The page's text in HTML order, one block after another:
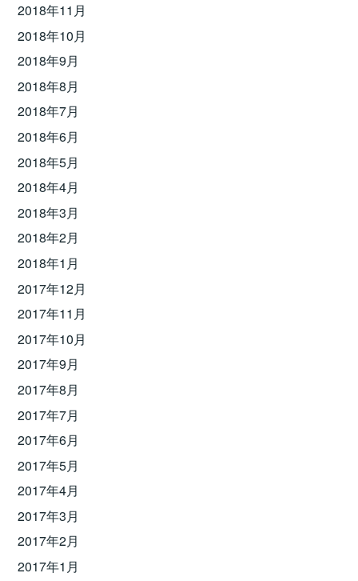
2018年11月
2018年10月
2018年9月
2018年8月
2018年7月
2018年6月
2018年5月
2018年4月
2018年3月
2018年2月
2018年1月
2017年12月
2017年11月
2017年10月
2017年9月
2017年8月
2017年7月
2017年6月
2017年5月
2017年4月
2017年3月
2017年2月
2017年1月